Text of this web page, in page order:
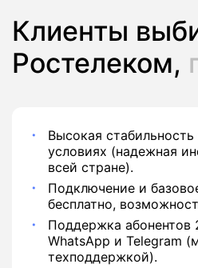
Клиенты
Ростелеком,
Высокая
условиях (надежная
всей стране).
Подключение и
бесплатно,
Поддержка абонентов
WhatsApp и Telegram
техподдержкой).